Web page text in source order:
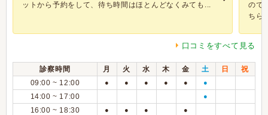
ットから予約をして、待ち時間はほとんどなくみても...
ので
ちら
口コミをすべて見る
診察時間 月 火 水 木 金 土 日
祝
09:00 ~ 12:00
● ● ● ● ● ●
14:00 ~ 17:00 ●
16:00 ~ 18:30 ● ● ● ●